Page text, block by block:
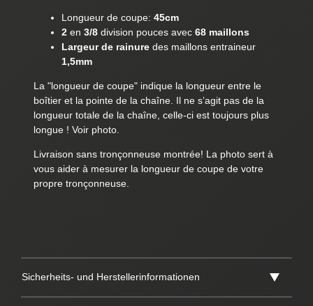
Longueur de coupe: 45cm
2en 3/8division pouces avec 68 maillons
Largeur de rainuredes maillons entraineur
1,5mm
La "longueur de coupe" indique la longueur entre le
boîtier et la pointe de la chaîne. Il ne s’agit pas de la
longueur totale de la chaîne, celle-ci est toujours plus
longue ! Voir photo.
Livraison sans tronçonneuse montrée! La photo sert à
vous aider à mesurer la longueur de coupe de votre
propre tronçonneuse.
Sicherheits- und Herstellerinformationen